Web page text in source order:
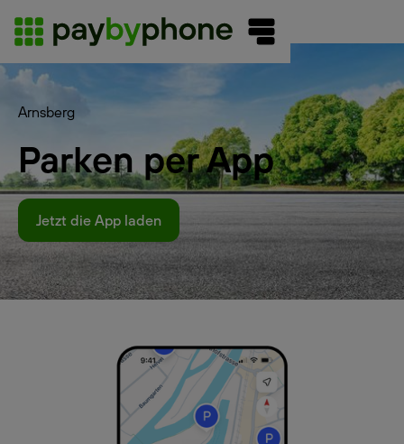
Arnsberg
Parken per App
Jetzt die App laden